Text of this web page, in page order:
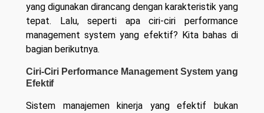
yang digunakan dirancang dengan karakteristik yang
tepat. Lalu, seperti apa ciri-ciri performance
management system yang efektif? Kita bahas di
bagian berikutnya.
Ciri-Ciri Performance Management System yang
Efektif
Sistem manajemen kinerja yang efektif bukan